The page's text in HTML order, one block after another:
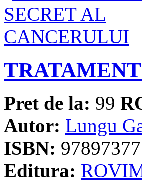
Pret de la: 99
Autor: Lungu
ISBN:
Editura: